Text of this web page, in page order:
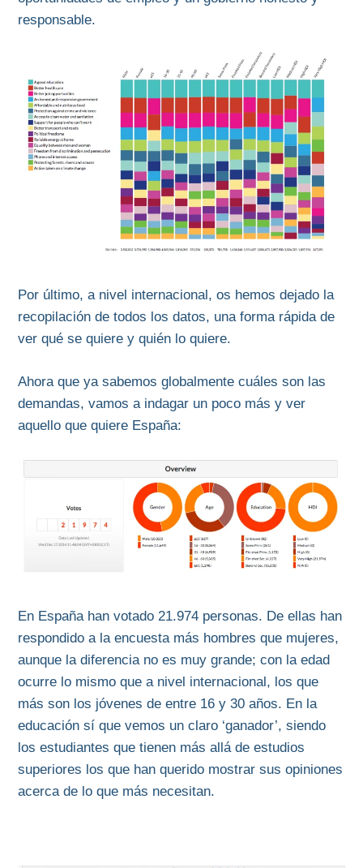
responsable.
Por último, a nivel internacional, os hemos dejado la
recopilación de todos los datos, una forma rápida de
ver qué se quiere y quién lo quiere.
Ahora que ya sabemos globalmente cuáles son las
demandas, vamos a indagar un poco más y ver
aquello que quiere España:
En España han votado 21.974 personas. De ellas han
respondido a la encuesta más hombres que mujeres,
aunque la diferencia no es muy grande; con la edad
ocurre lo mismo que a nivel internacional, los que
más son los jóvenes de entre 16 y 30 años. En la
educación sí que vemos un claro ‘ganador’, siendo
los estudiantes que tienen más allá de estudios
superiores los que han querido mostrar sus opiniones
acerca de lo que más necesitan.